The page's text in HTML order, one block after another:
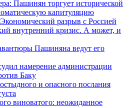
Пашинян торгует исторической
капитуляцию
разрыв с Россией
внутренний кризис. А может, и
Пашиняна ведут его
намерение администрации
Баку
и опасного послания
виноватого: неожиданное